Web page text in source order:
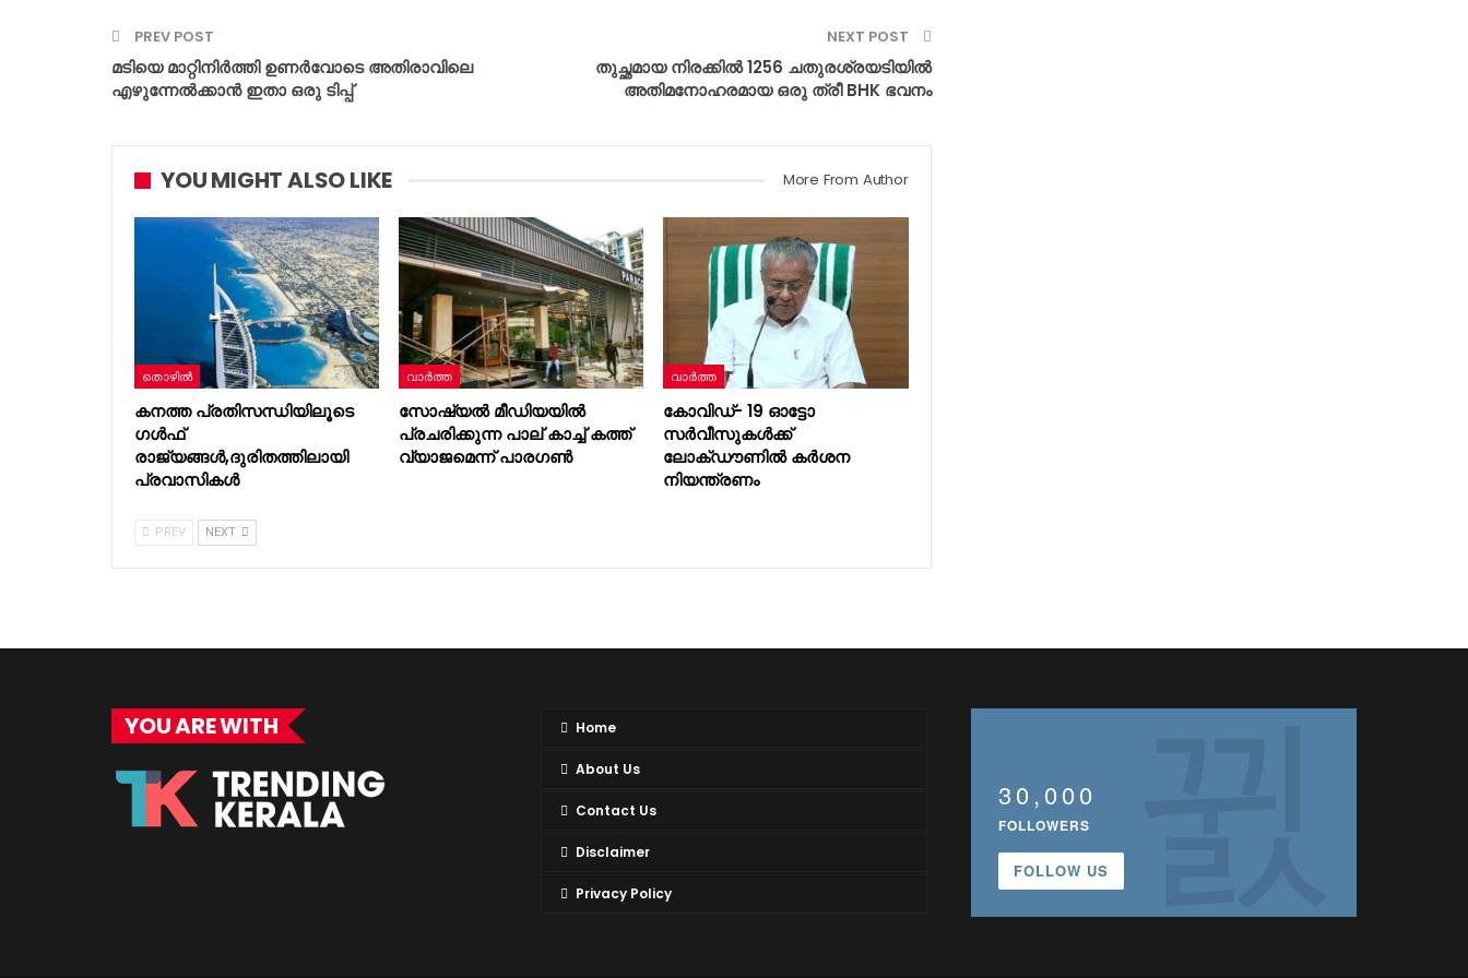
PREV POST
മടിയെ മാറ്റിനിർത്തി ഉണർവോടെ അതിരാവിലെ
എഴുന്നേൽക്കാൻ ഇതാ ഒരു ടിപ്പ്
NEXT POST
തുച്ഛമായ നിരക്കിൽ 1256 ചതുരശ്രയടിയിൽ
അതിമനോഹരമായ ഒരു ത്രീ BHK ഭവനം
YOU MIGHT ALSO LIKE More From Author
തൊഴിൽ
കനത്ത പ്രതിസന്ധിയിലൂടെ
ഗൾഫ്
രാജ്യങ്ങൾ,ദുരിതത്തിലായി
പ്രവാസികൾ
വാർത്ത
സോഷ്യൽ മീഡിയയിൽ
പ്രചരിക്കുന്ന പാല് കാച്ച് കത്ത്
വ്യാജമെന്ന് പാരഗൺ
വാർത്ത
കോവിഡ്- 19 ഓട്ടോ
സർവീസുകൾക്ക്
ലോക്ഡൗണിൽ കർശന
നിയന്ത്രണം
PREV NEXT
YOU ARE WITH Home
About Us
Contact Us
Disclaimer
Privacy Policy
30,000
FOLLOWERS
FOLLOW US